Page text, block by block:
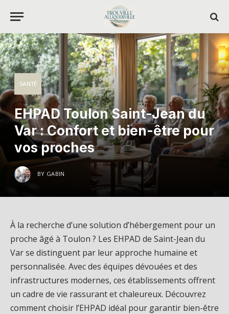
SANTÉ
EHPAD Toulon Saint-Jean du
Var : Confort et bien-être pour
vos proches
BY GABIN
À la recherche d’une solution d’hébergement pour un
proche âgé à Toulon ? Les EHPAD de Saint-Jean du
Var se distinguent par leur approche humaine et
personnalisée. Avec des équipes dévouées et des
infrastructures modernes, ces établissements offrent
un cadre de vie rassurant et chaleureux. Découvrez
comment choisir l’EHPAD idéal pour garantir bien-être